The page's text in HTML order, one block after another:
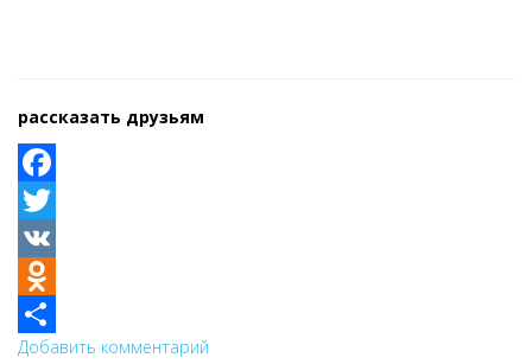
рассказать друзьям
Facebook
Twitter
VK
Odnoklassniki
Share
Добавить комментарий